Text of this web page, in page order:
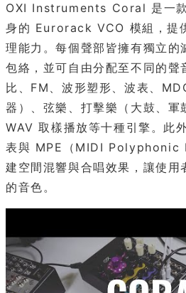
OXI Instruments Coral 是一款
身的 Eurorack VCO 模組，提
理能力。每個聲部皆擁有獨立的
包絡，並可自由分配至不同的聲
比、FM、波形塑形、波表、
器）、弦樂、打擊樂（大鼓、
WAV 取樣播放等十種引擎。此
表與 MPE（MIDI Polyphonic
建空間混響與合唱效果，讓使用
的音色。